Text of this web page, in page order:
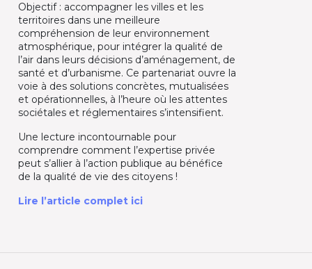
Objectif : accompagner les villes et les
territoires dans une meilleure
compréhension de leur environnement
atmosphérique, pour intégrer la qualité de
l’air dans leurs décisions d’aménagement, de
santé et d’urbanisme. Ce partenariat ouvre la
voie à des solutions concrètes, mutualisées
et opérationnelles, à l’heure où les attentes
sociétales et réglementaires s’intensifient.
Une lecture incontournable pour
comprendre comment l’expertise privée
peut s’allier à l’action publique au bénéfice
de la qualité de vie des citoyens !
Lire l’article complet ici